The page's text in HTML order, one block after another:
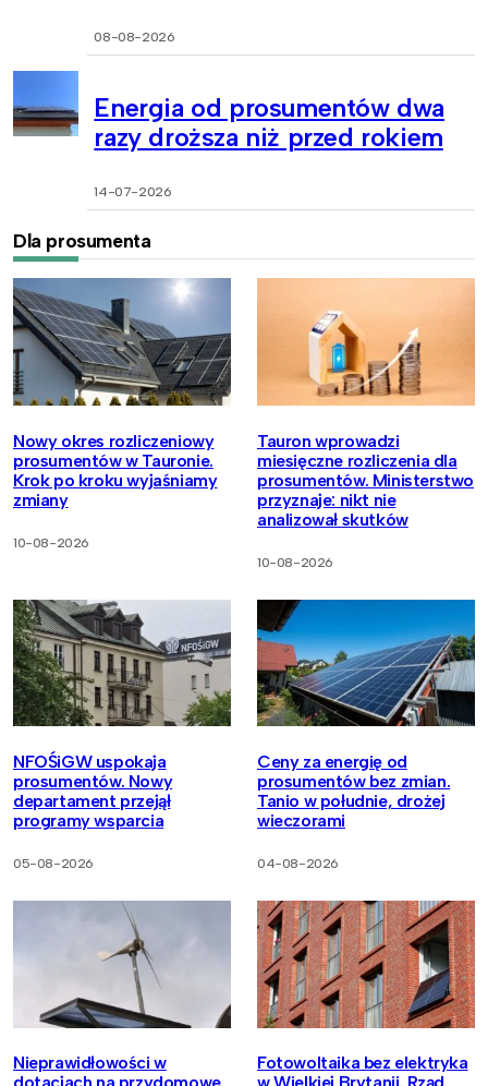
08-08-2026
Energia od prosumentów dwa
razy droższa niż przed rokiem
14-07-2026
Dla prosumenta
Nowy okres rozliczeniowy
prosumentów w Tauronie.
Krok po kroku wyjaśniamy
zmiany
10-08-2026
Tauron wprowadzi
miesięczne rozliczenia dla
prosumentów. Ministerstwo
przyznaje: nikt nie
analizował skutków
10-08-2026
NFOŚiGW uspokaja
prosumentów. Nowy
departament przejął
programy wsparcia
05-08-2026
Ceny za energię od
prosumentów bez zmian.
Tanio w południe, drożej
wieczorami
04-08-2026
Nieprawidłowości w
Fotowoltaika bez elektryka